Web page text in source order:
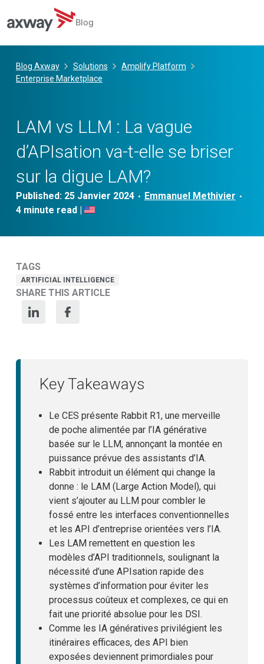
content
Blog
Blog Axway Solutions
Amplify Platform
Enterprise Marketplace
LAM vs LLM : La vague
d’APIsation va-t-elle se briser
sur la digue LAM?
Published: 25 Janvier 2024 • Emmanuel Methivier •
|
TAGS
ARTIFICIAL INTELLIGENCE
SHARE THIS ARTICLE
Key Takeaways
Le CES présente Rabbit R1, une merveille
de poche alimentée par l’IA générative
basée sur le LLM, annonçant la montée en
puissance prévue des assistants d’IA.
Rabbit introduit un élément qui change la
donne : le LAM (Large Action Model), qui
vient s’ajouter au LLM pour combler le
fossé entre les interfaces conventionnelles
et les API d’entreprise orientées vers l’IA.
Les LAM remettent en question les
modèles d’API traditionnels, soulignant la
nécessité d’une APIsation rapide des
systèmes d’information pour éviter les
processus coûteux et complexes, ce qui en
fait une priorité absolue pour les DSI.
Comme les IA génératives privilégient les
itinéraires efficaces, des API bien
exposées deviennent primordiales pour